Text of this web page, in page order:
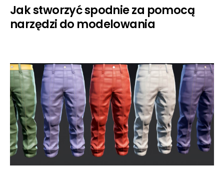
Jak stworzyć spodnie za pomocą
narzędzi do modelowania